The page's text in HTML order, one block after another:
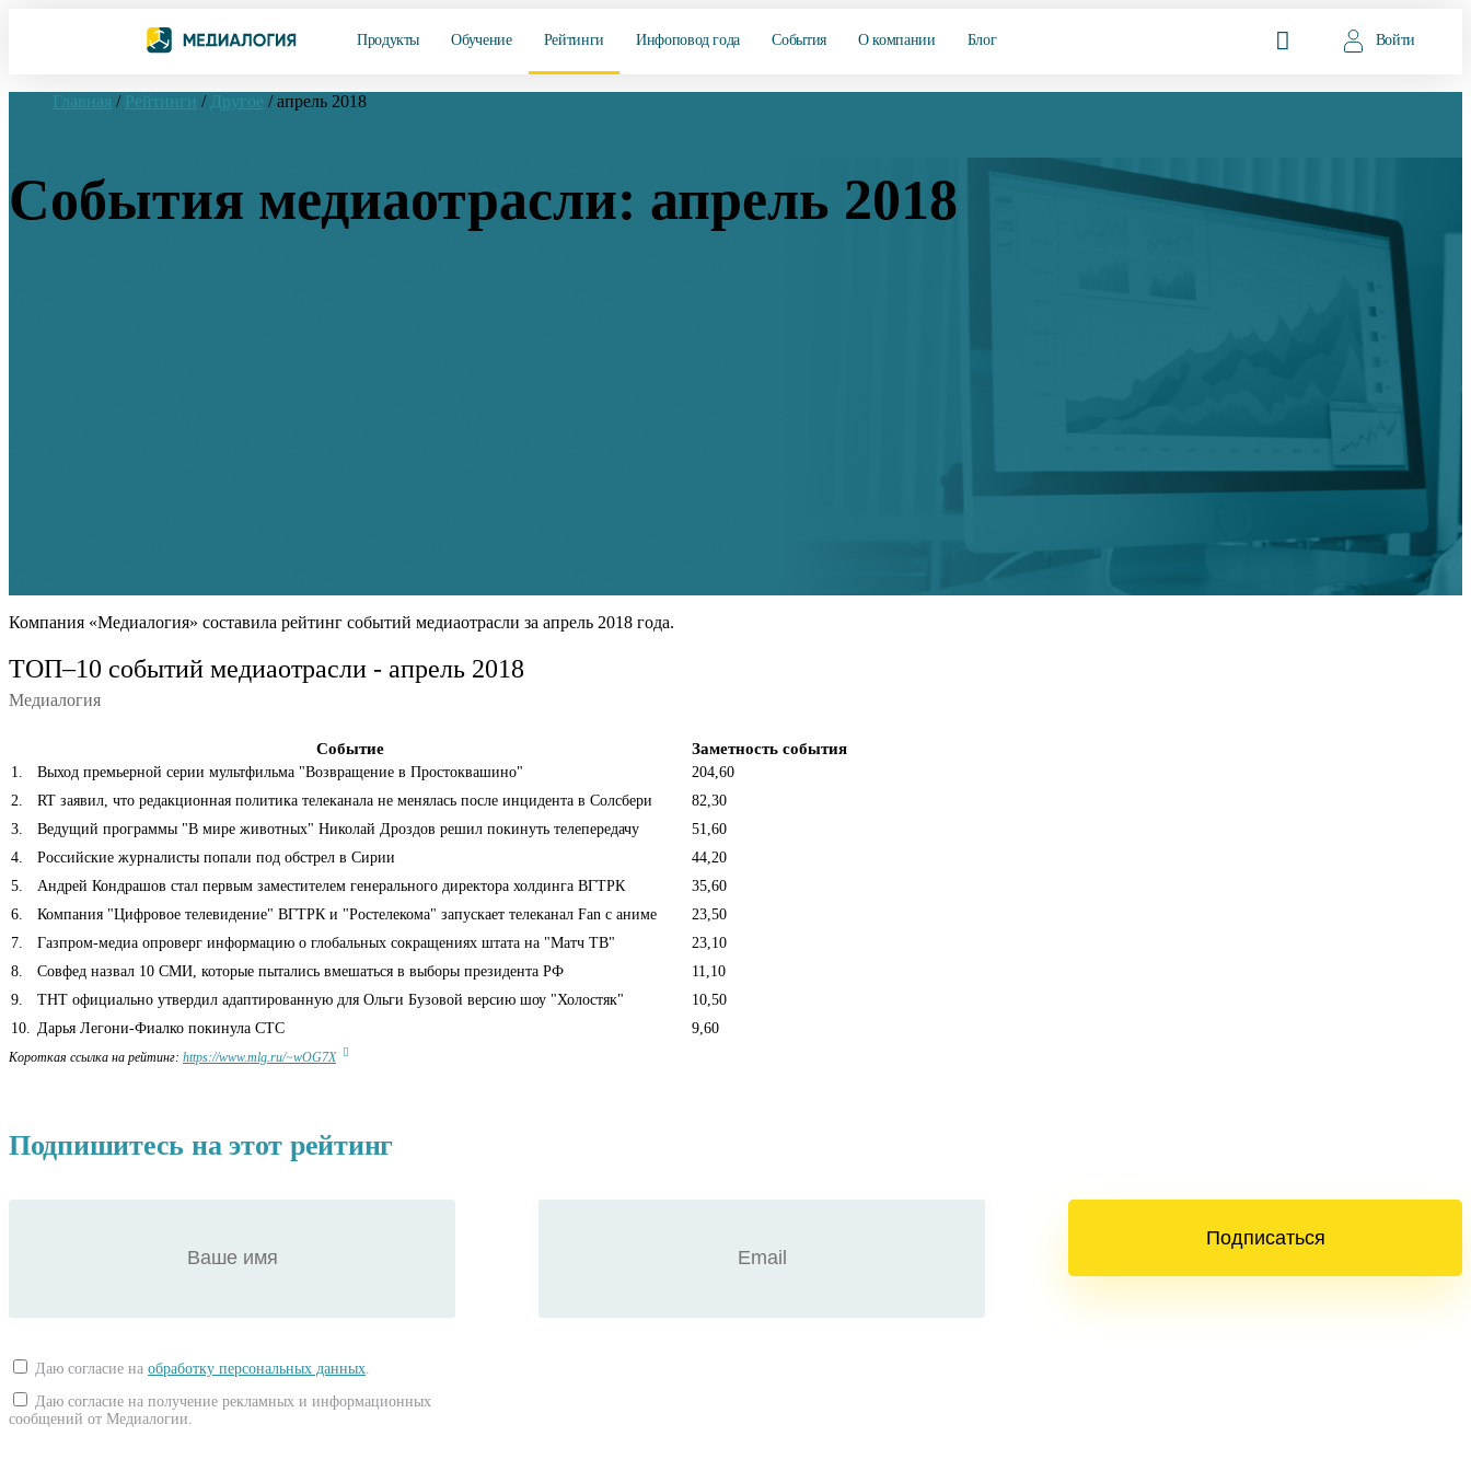
Продукты Обучение Рейтинги Инфоповод года События О компании Блог Войти
Главная / Рейтинги / Другое / апрель 2018
События медиаотрасли: апрель 2018
Компания «Медиалогия» составила рейтинг событий медиаотрасли за апрель 2018 года.
ТОП–10 событий медиаотрасли - апрель 2018
Медиалогия
Событие Заметность события
1 Выход премьерной серии мультфильма "Возвращение в Простоквашино"
204,60
2
RT заявил, что редакционная политика телеканала не менялась после инцидента в Солсбери
82,30
3
Ведущий программы "В мире животных" Николай Дроздов решил покинуть телепередачу
51,60
4
Российские журналисты попали под обстрел в Сирии
44,20
5
Андрей Кондрашов стал первым заместителем генерального директора холдинга ВГТРК
35,60
6
Компания "Цифровое телевидение" ВГТРК и "Ростелекома" запускает телеканал Fan с аниме
23,50
7
Газпром-медиа опроверг информацию о глобальных сокращениях штата на "Матч ТВ"
23,10
8
Совфед назвал 10 СМИ, которые пытались вмешаться в выборы президента РФ
11,10
9
ТНТ официально утвердил адаптированную для Ольги Бузовой версию шоу "Холостяк"
10,50
10
Дарья Легони-Фиалко покинула СТС 9,60
Короткая ссылка на рейтинг: https://www.mlg.ru/~wOG7X
Подпишитесь на этот рейтинг
Даю согласие на обработку персональных данных
Даю согласие на получение рекламных и информационных
сообщений от Медиалогии.